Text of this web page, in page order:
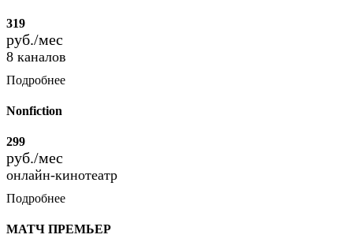
319
руб./мес
8 каналов
Подробнее
Nonfiction
299
руб./мес
онлайн-кинотеатр
Подробнее
МАТЧ ПРЕМЬЕР